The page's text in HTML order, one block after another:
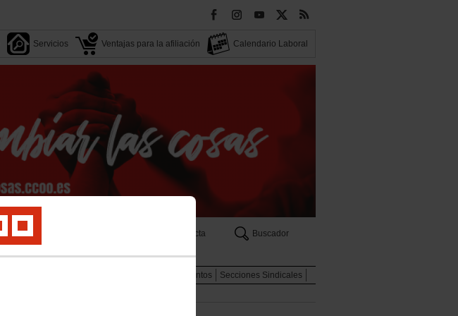
Servicios Ventajas para la afiliación Calendario Laboral
Tu sindicato Contacta
Buscador
Documentos
Secciones Sindicales